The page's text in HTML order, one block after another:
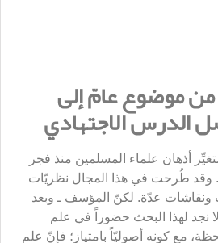
من موضوع عامّ إلى
الدرس الاجتهادي
أذهان علماء المسلمين منذ فجر
وقد طُرحت في هذا المجال نظريّات
عدّة. لكنّ المؤسف ـ وبعد
نجد لهذا البحث حضوراً في علم
مع كونه أصوليّاً بامتياز؛ فإنّ علم